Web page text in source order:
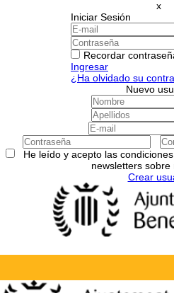
x
Iniciar Sesión
Recordar
Ingresar
¿Ha olvidado su
Nuevo
He leído y acepto las
newsletters sobre
Crear